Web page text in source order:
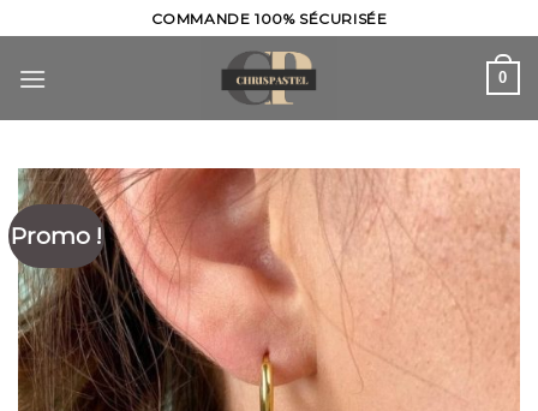
to
content
COMMANDE 100% SÉCURISÉE
0
Promo !